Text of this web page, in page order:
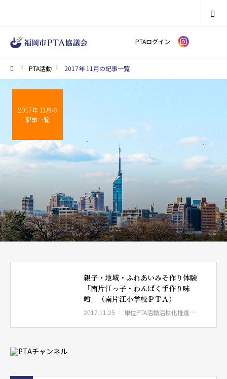
PTAログイン
PTA活動 2017年 11月の記事一覧
2017年 11月の
記事一覧
親子・地域・ふれあいみそ作り体験
「南片江っ子・わんぱく手作り味
噌」（南片江小学校ＰＴＡ）
2017.11.25 単位PTA活動活性化推進事業